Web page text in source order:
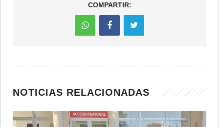
COMPARTIR:
NOTICIAS RELACIONADAS